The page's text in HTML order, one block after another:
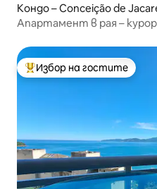
Кондо – Conceição de
Апартамент в рая –
Най-популярен избор на
Избор на гостите